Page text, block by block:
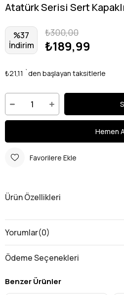
Atatürk Serisi Sert
%37
İndirim
₺300,00
₺189,99
₺21,11 `den başlayan taksitlerle
Favorilere Ekle
Ürün Özellikleri
Yorumlar(0)
Ödeme Seçenekleri
Benzer Ürünler